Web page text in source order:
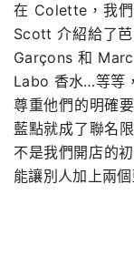
在 Colette，我
Scott 介紹給了
Garçons 和
Labo 香水…等等
尊重他們的明確
藍點就成了聯名
不是我們開店的
能讓別人加上兩